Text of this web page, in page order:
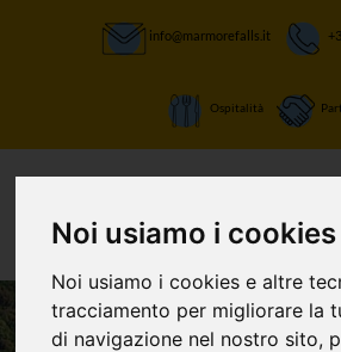
Noi usiamo i cookies
Noi usiamo i cookies e altre
tracciamento per migliorare la
di navigazione nel nostro sito,
info@marmorefalls.it
Ospitalità